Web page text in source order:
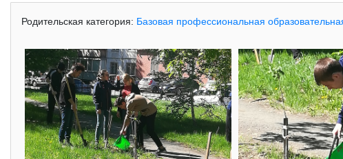
Родительская категория: Базовая профессиональная